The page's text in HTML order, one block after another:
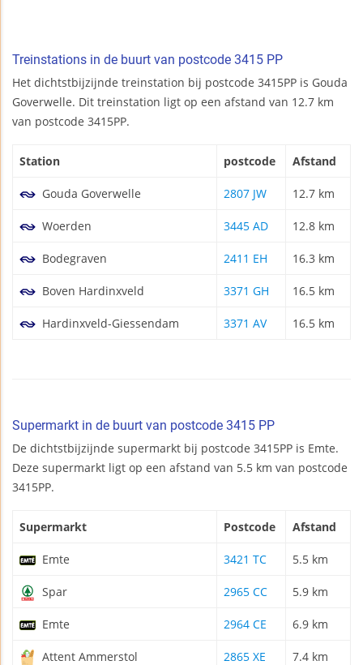
Treinstations in de buurt van postcode 3415 PP
Het dichtstbijzijnde treinstation bij postcode 3415PP is Gouda
Goverwelle. Dit treinstation ligt op een afstand van 12.7 km
van postcode 3415PP.
Station postcode Afstand
Gouda Goverwelle 2807 JW 12.7 km
Woerden 3445 AD 12.8 km
Bodegraven 2411 EH 16.3 km
Boven Hardinxveld 3371 GH 16.5 km
Hardinxveld-Giessendam 3371 AV 16.5 km
Supermarkt in de buurt van postcode 3415 PP
De dichtstbijzijnde supermarkt bij postcode 3415PP is Emte.
Deze supermarkt ligt op een afstand van 5.5 km van postcode
3415PP.
Supermarkt Postcode Afstand
Emte 3421 TC 5.5 km
Spar 2965 CC 5.9 km
Emte 2964 CE 6.9 km
Attent Ammerstol 2865 XE 7.4 km